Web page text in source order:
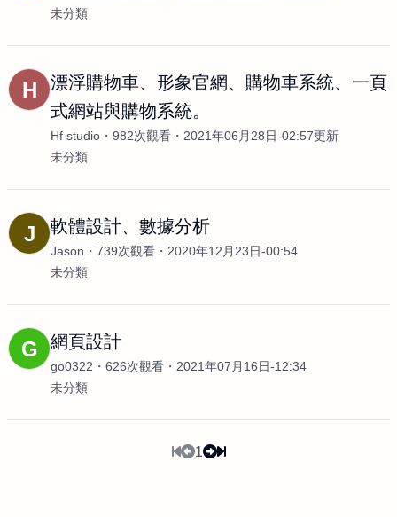
未分類
H
漂浮購物車、形象官網、購物車系統、一頁
式網站與購物系統。
Hf studio 982次觀看
2021年06月28日-02:57更新
未分類
J 軟體設計、數據分析
Jason 739次觀看
2020年12月23日-00:54
未分類
G 網頁設計
go0322 626次觀看
2021年07月16日-12:34
未分類
1